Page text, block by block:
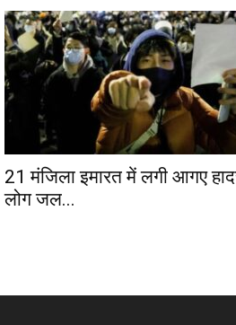
21 मंजिला इमारत में लगी आगए
लोग जल...